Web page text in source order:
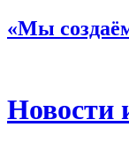
«Мы
Новости